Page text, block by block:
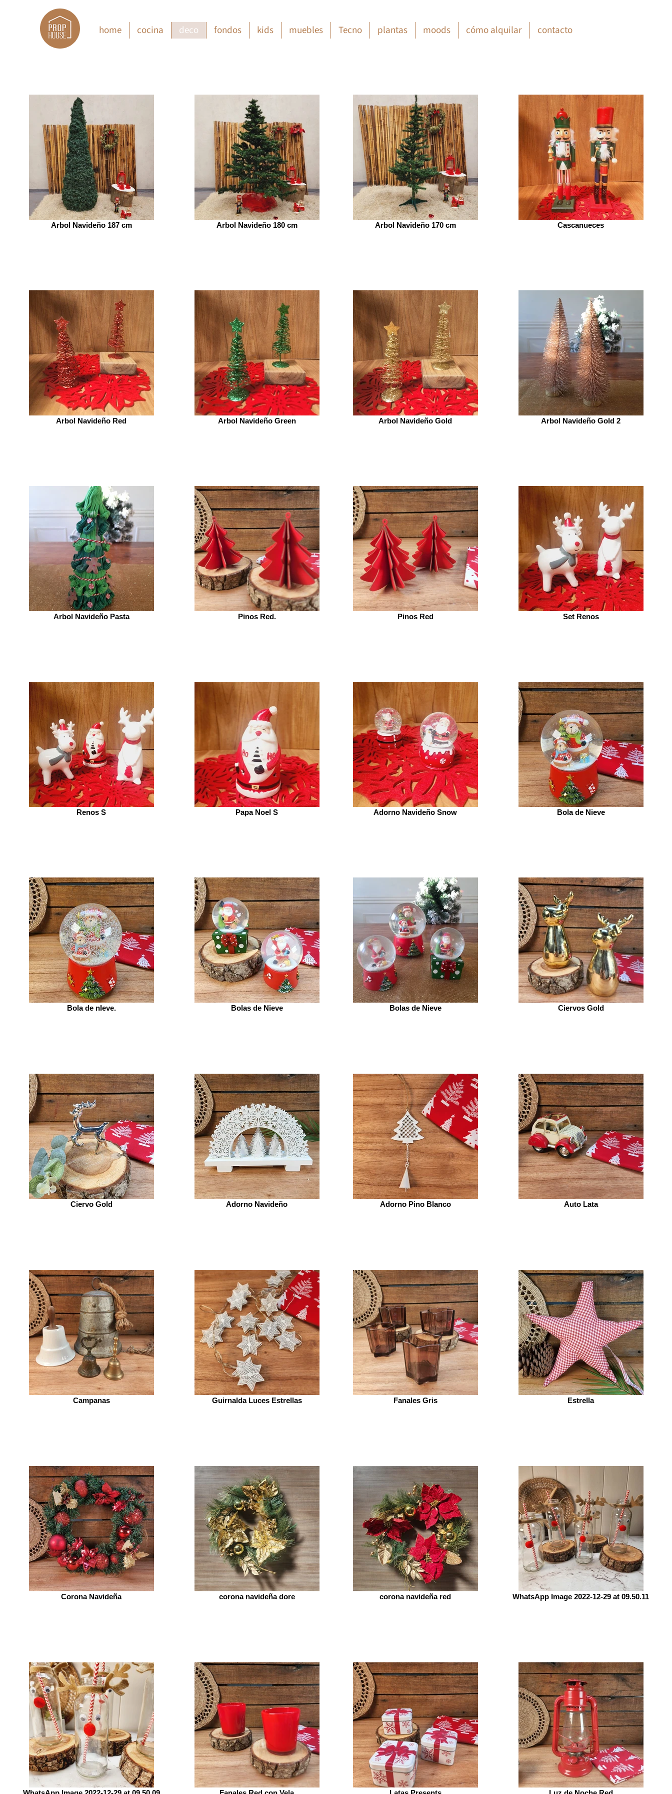
home cocina deco fondos kids muebles Tecno plantas moods cómo alquilar contacto
Arbol Navideño 187 cm Arbol Navideño 180 cm Arbol Navideño 170 cm Cascanueces
Arbol Navideño Red Arbol Navideño Green Arbol Navideño Gold Arbol Navideño Gold 2
Arbol Navideño Pasta Pinos Red. Pinos Red Set Renos
Renos S Papa Noel S Adorno Navideño Snow Bola de Nieve
Bola de nIeve. Bolas de Nieve Bolas de Nieve Ciervos Gold
Ciervo Gold Adorno Navideño Adorno Pino Blanco Auto Lata
Campanas Guirnalda Luces Estrellas Fanales Gris Estrella
Corona Navideña corona navideña dore corona navideña red WhatsApp Image 2022-12-29 at 09.50.11